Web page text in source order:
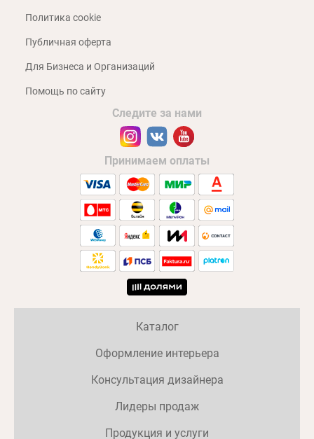
Политика cookie
Публичная оферта
Для Бизнеса и Организаций
Помощь по сайту
Следите за нами
Принимаем оплаты
Каталог
Оформление интерьера
Консультация дизайнера
Лидеры продаж
Продукция и услуги